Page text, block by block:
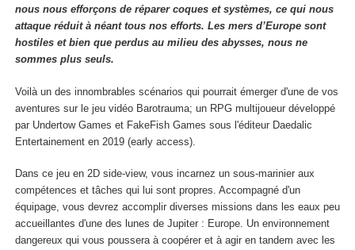
nous nous efforçons de réparer coques et systèmes, ce qui nous
attaque réduit à néant tous nos efforts. Les mers d’Europe sont
hostiles et bien que perdus au milieu des abysses, nous ne
sommes plus seuls.
Voilà un des innombrables scénarios qui pourrait émerger d'une de vos
aventures sur le jeu vidéo Barotrauma; un RPG multijoueur développé
par Undertow Games et FakeFish Games sous l'éditeur Daedalic
Entertainement en 2019 (early access).
Dans ce jeu en 2D side-view, vous incarnez un sous-marinier aux
compétences et tâches qui lui sont propres. Accompagné d'un
équipage, vous devrez accomplir diverses missions dans les eaux peu
accueillantes d'une des lunes de Jupiter : Europe. Un environnement
dangereux qui vous poussera à coopérer et à agir en tandem avec les